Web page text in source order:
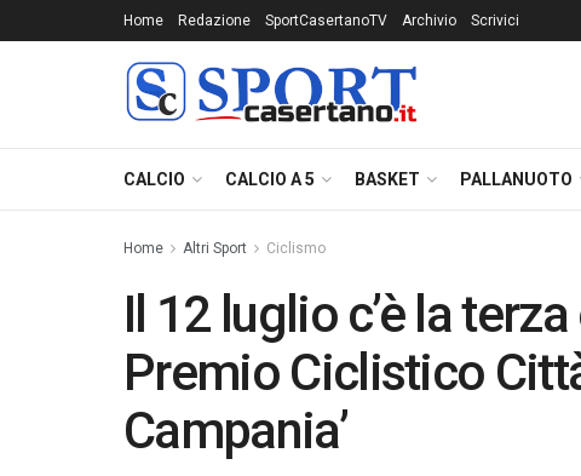
Home Redazione SportCasertanoTV Archivio Scrivici
CALCIO CALCIO A 5 BASKET PALLANUOTO
Home Altri Sport Ciclismo
Il 12 luglio c’è la
Premio Ciclistico
Campania’